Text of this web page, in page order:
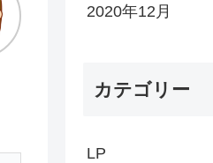
2020年12月
カテゴリー
LP